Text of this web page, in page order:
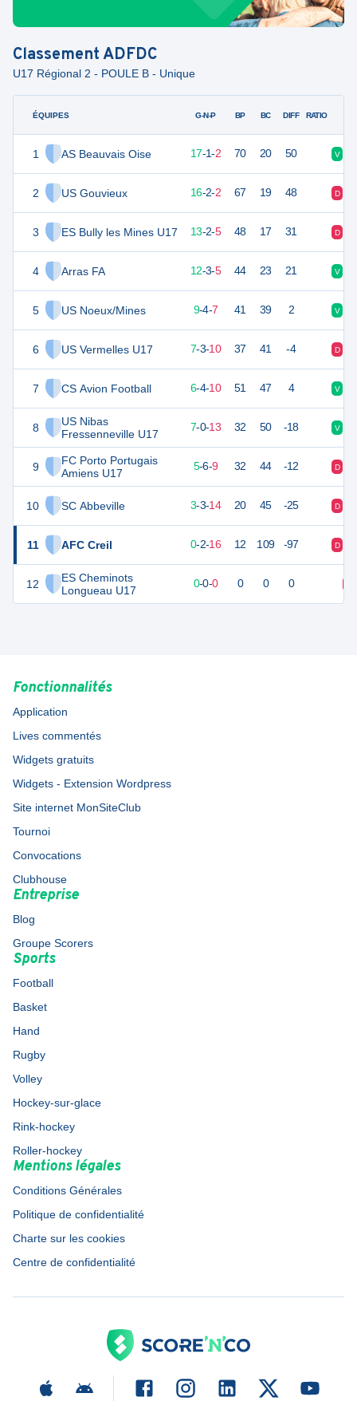
ClassementADFDC
U17 Régional 2 - POULE B - Unique
ÉQUIPES
1 AS Beauvais Oise
2 US Gouvieux
3 ES Bully les Mines U17
4 Arras FA
5 US Noeux/Mines
6 US Vermelles U17
7 CS Avion Football
8
US Nibas
Fressenneville U17
9
FC Porto Portugais
Amiens U17
10 SC Abbeville
11 AFC Creil
12
ES Cheminots
Longueau U17
G-N-P BP BC DIFF RATIO
52 17-1-2 70 20 50 V
16-2-2 67 19 48 D
41 20 13-2-5 48 17 31 D
12-3-5 44 23 21 V
31 9-4-7 41 39 2 V
24 7-3-10 37 41 -4 D
22 6-4-10 51 47 4 V
21 7-0-13 32 50 -18 V
21 5-6-9 32 44 -12 D
3-3-14 20 45 -25 D
0-2-16 12 109 -97 D
0-0-0 0 0 0
Fonctionnalités
Application
Lives commentés
Widgets gratuits
Widgets - Extension Wordpress
Site internet MonSiteClub
Tournoi
Convocations
Clubhouse
Entreprise
Blog
Groupe Scorers
Sports
Football
Basket
Hand
Rugby
Volley
Hockey-sur-glace
Rink-hockey
Roller-hockey
Mentions légales
Conditions Générales
Politique de confidentialité
Charte sur les cookies
Centre de confidentialité